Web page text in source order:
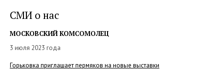
СМИ о нас
МОСКОВСКИЙ КОМСОМОЛЕЦ
3 июля 2023 года
Горьковка приглашает пермяков на новые выставки